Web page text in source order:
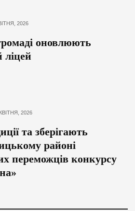
2026
оновлюють
2026
та зберігають
районі
переможців конкурсу